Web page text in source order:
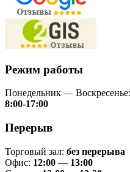
Режим работы
Понедельник — Воскресенье:
8:00-17:00
Перерыв
Торговый зал: без перерыва
Офис: 12:00 — 13:00